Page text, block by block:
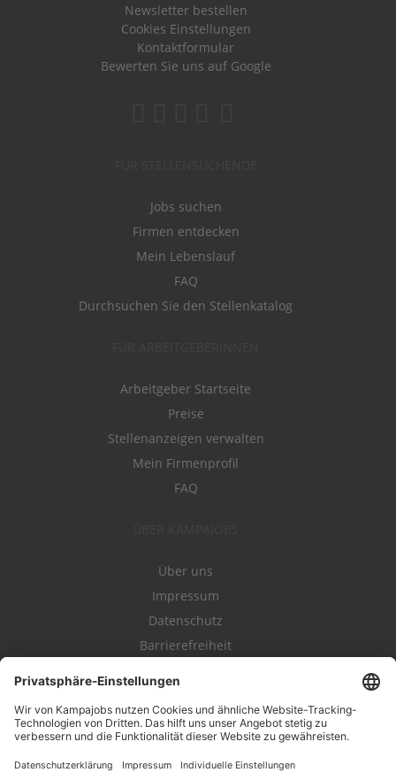
Newsletter bestellen
Cookies Einstellungen
Kontaktformular
Bewerten Sie uns auf Google
Jobs suchen
Firmen entdecken
Mein Lebenslauf
FAQ
Durchsuchen Sie den Stellenkatalog
Arbeitgeber Startseite
Preise
Stellenanzeigen verwalten
Mein Firmenprofil
FAQ
Über uns
Impressum
Datenschutz
Barrierefreiheit
Kampahire
Kampagnenforum
LeadNow